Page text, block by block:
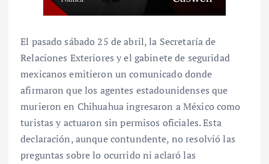
El pasado sábado 25 de abril, la Secretaría de
Relaciones Exteriores y el gabinete de seguridad
mexicanos emitieron un comunicado donde
afirmaron que los agentes estadounidenses que
murieron en Chihuahua ingresaron a México como
turistas y actuaron sin permisos oficiales. Esta
declaración, aunque contundente, no resolvió las
preguntas sobre lo ocurrido ni aclaró las